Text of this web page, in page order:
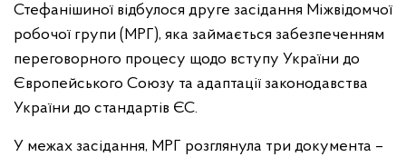
Стефанішиної відбулося друге засідання Міжвідомчої
робочої групи (МРГ), яка займається забезпеченням
переговорного процесу щодо вступу України до
Європейського Союзу та адаптації законодавства
України до стандартів ЄС.
У межах засідання, МРГ розглянула три документа –